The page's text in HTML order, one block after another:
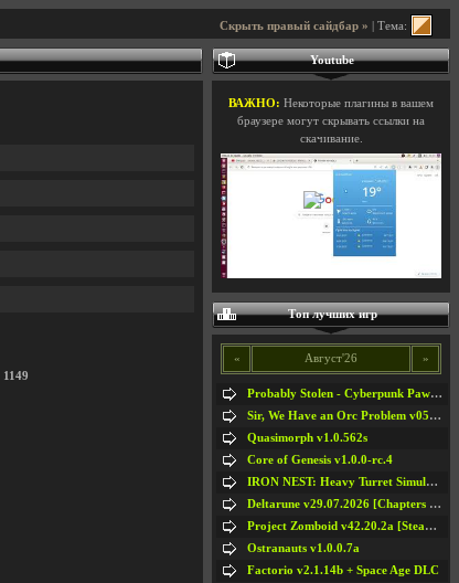
Скрыть правый сайдбар » | Тема:
1149
Youtube
ВАЖНО: Некоторые плагины в вашем
браузере могут скрывать ссылки на
скачивание.
Топ лучших игр
« Август'26 »
Probably Stolen - Cyberpunk Pawnshop Simulator v048c [Playtest]
Sir, We Have an Orc Problem v05.08.2026
Quasimorph v1.0.562s
Core of Genesis v1.0.0-rc.4
IRON NEST: Heavy Turret Simulator v1.0a
Deltarune v29.07.2026 [Chapters 1-5] / + RUS [Chapters 1-5]
Project Zomboid v42.20.2a [Steam Early Access]
Ostranauts v1.0.0.7a
Factorio v2.1.14b + Space Age DLC